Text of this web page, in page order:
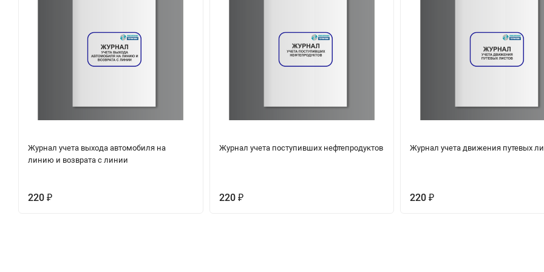
Журнал учета выхода автомобиля на
линию и возврата с линии
220 ₽
Журнал учета поступивших нефтепродуктов
220 ₽
Журнал учета движения путевых
220₽